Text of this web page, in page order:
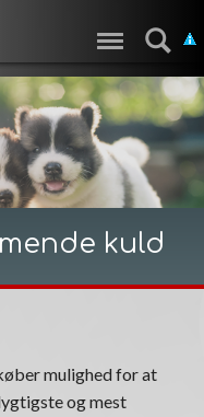
kuld
mulighed for at
og mest